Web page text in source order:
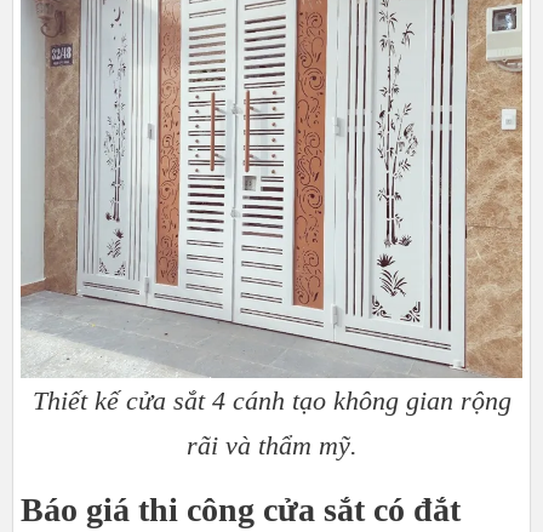
Thiết kế cửa sắt 4 cánh tạo không gian rộng
rãi và thẩm mỹ.​​​​​​​
Báo giá thi công cửa sắt có đắt